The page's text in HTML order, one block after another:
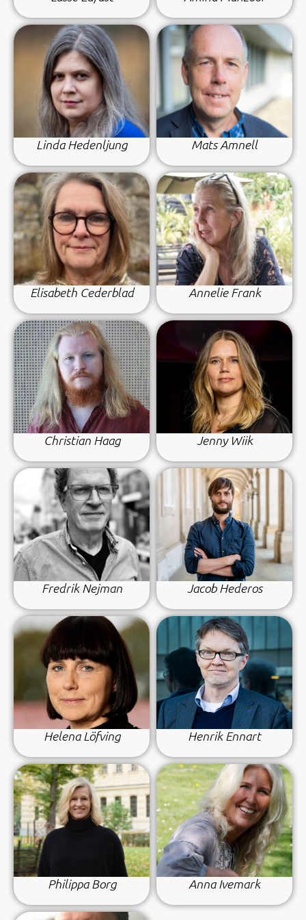
Linda Hedenljung Mats Amnell
Elisabeth Cederblad Annelie Frank
Christian Haag Jenny Wiik
Fredrik Nejman Jacob Hederos
Helena Löfving Henrik Ennart
Philippa Borg Anna Ivemark